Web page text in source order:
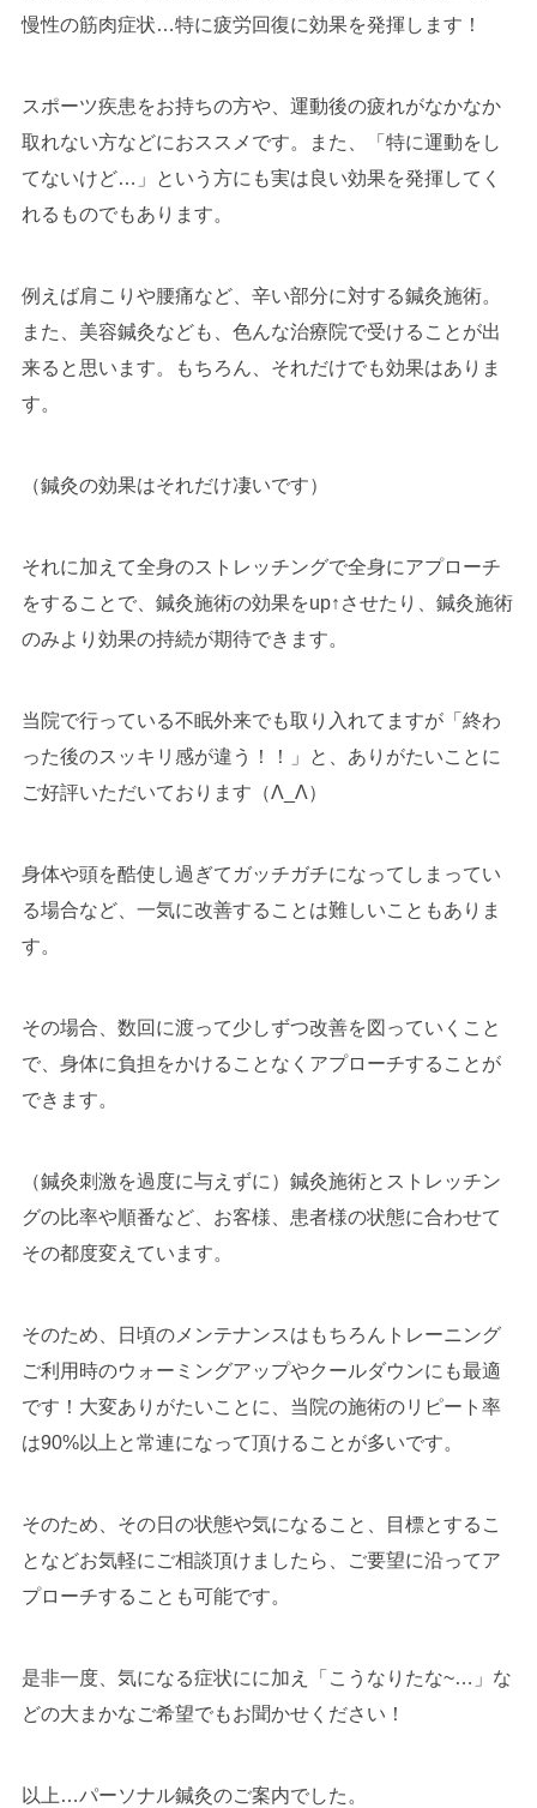
慢性の筋肉症状…特に疲労回復に効果を発揮します！
スポーツ疾患をお持ちの方や、運動後の疲れがなかなか
取れない方などにおススメです。また、「特に運動をし
てないけど…」という方にも実は良い効果を発揮してく
れるものでもあります。
例えば肩こりや腰痛など、辛い部分に対する鍼灸施術。
また、美容鍼灸なども、色んな治療院で受けることが出
来ると思います。もちろん、それだけでも効果はありま
す。
（鍼灸の効果はそれだけ凄いです）
それに加えて全身のストレッチングで全身にアプローチ
をすることで、鍼灸施術の効果をup↑させたり、鍼灸施術
のみより効果の持続が期待できます。
当院で行っている不眠外来でも取り入れてますが「終わ
った後のスッキリ感が違う！！」と、ありがたいことに
ご好評いただいております（Λ_Λ）
身体や頭を酷使し過ぎてガッチガチになってしまってい
る場合など、一気に改善することは難しいこともありま
す。
その場合、数回に渡って少しずつ改善を図っていくこと
で、身体に負担をかけることなくアプローチすることが
できます。
（鍼灸刺激を過度に与えずに）鍼灸施術とストレッチン
グの比率や順番など、お客様、患者様の状態に合わせて
その都度変えています。
そのため、日頃のメンテナンスはもちろんトレーニング
ご利用時のウォーミングアップやクールダウンにも最適
です！大変ありがたいことに、当院の施術のリピート率
は90%以上と常連になって頂けることが多いです。
そのため、その日の状態や気になること、目標とするこ
となどお気軽にご相談頂けましたら、ご要望に沿ってア
プローチすることも可能です。
是非一度、気になる症状にに加え「こうなりたな~…」な
どの大まかなご希望でもお聞かせください！
以上…パーソナル鍼灸のご案内でした。